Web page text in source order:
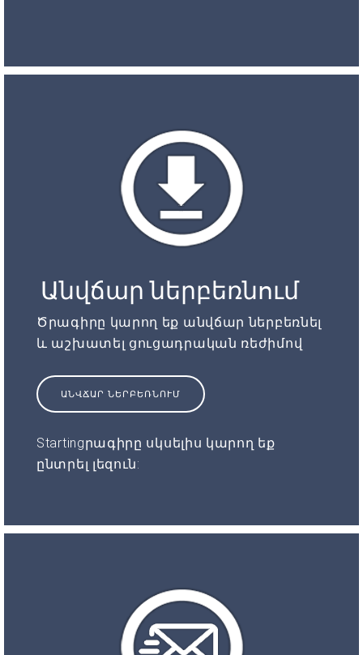
Անվճար ներբեռնում
Ծրագիրը կարող եք անվճար ներբեռնել
և աշխատել ցուցադրական ռեժիմով
ԱՆՎՃԱՐ ՆԵՐԲԵՌՆՈՒՄ
Startingրագիրը սկսելիս կարող եք
ընտրել լեզուն: